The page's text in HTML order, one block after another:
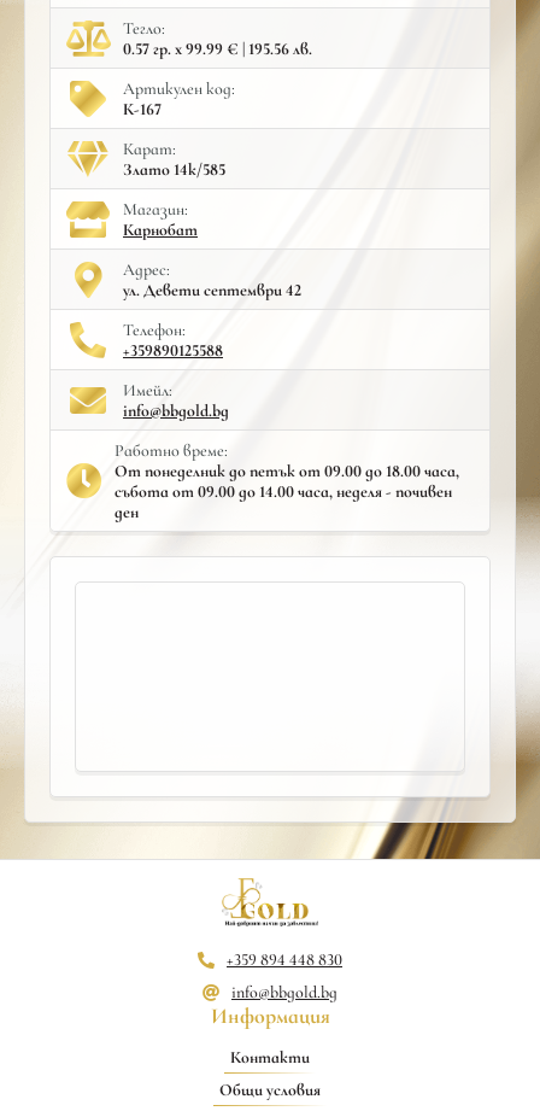
Тегло:
0.57 гр. x 99.99 € | 195.56 лв.
Артикулен код:
К-167
Карат:
Злато 14к/585
Mагазин:
Карнобат
Адрес:
ул. Девети септември 42
Телефон:
+359890125588
Имейл:
info@bbgold.bg
Работно време:
От понеделник до петък от 09.00 до 18.00 часа,
събота от 09.00 до 14.00 часа, неделя - почивен
ден
+359 894 448 830
info@bbgold.bg
Информация
Контакти
Общи условия